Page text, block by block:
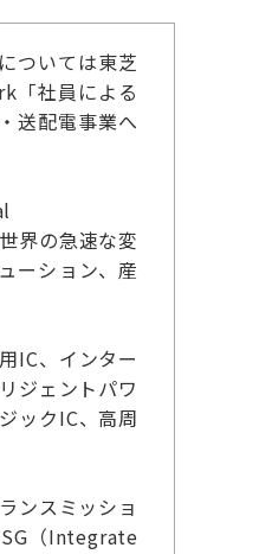
ついては東芝
「社員による
送配電事業へ
界の急速な変
ーション、産
IC、インター
ジェントパワ
ックIC、高周
ンスミッショ
（Integrate